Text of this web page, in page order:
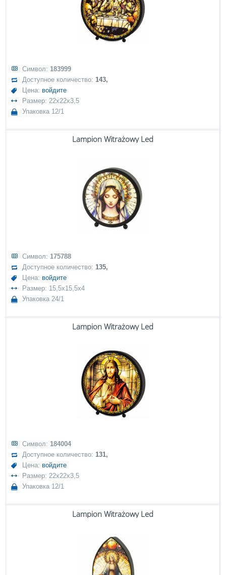
Символ: 183999
Доступное количество:143,
Цена: войдите
Размер: 22x22x3,5
Упаковка 12/1
Lampion Witrażowy Led
Символ: 175788
Доступное количество:135,
Цена: войдите
Размер: 15,5x15,5x4
Упаковка 24/1
Lampion Witrażowy Led
Символ: 184004
Доступное количество:131,
Цена: войдите
Размер: 22x22x3,5
Упаковка 12/1
Lampion Witrażowy Led